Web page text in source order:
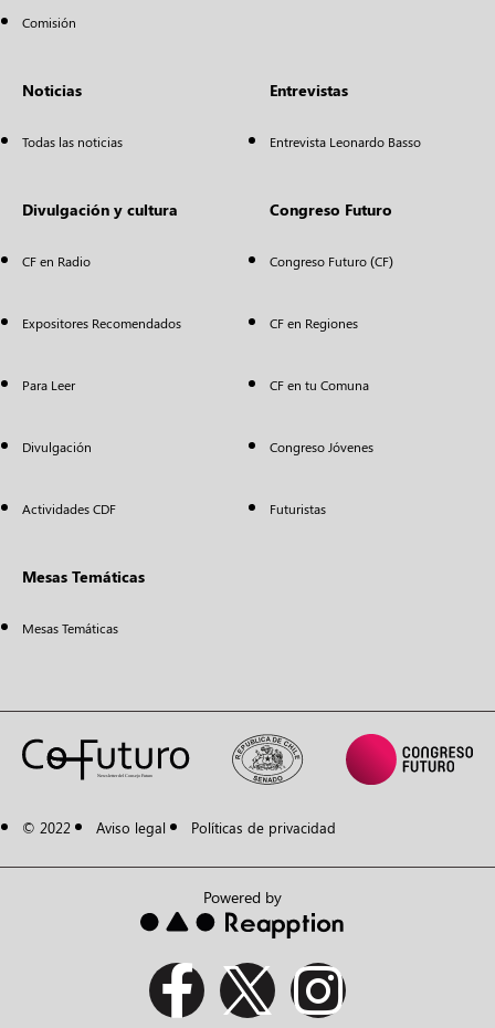
Comisión
Noticias
Todas las noticias
Entrevistas
Entrevista Leonardo Basso
Divulgación y cultura
CF en Radio
Expositores Recomendados
Para Leer
Divulgación
Actividades CDF
Congreso Futuro
Congreso Futuro (CF)
CF en Regiones
CF en tu Comuna
Congreso Jóvenes
Futuristas
Mesas Temáticas
Mesas Temáticas
© 2022 Aviso legal Políticas de privacidad
Powered by